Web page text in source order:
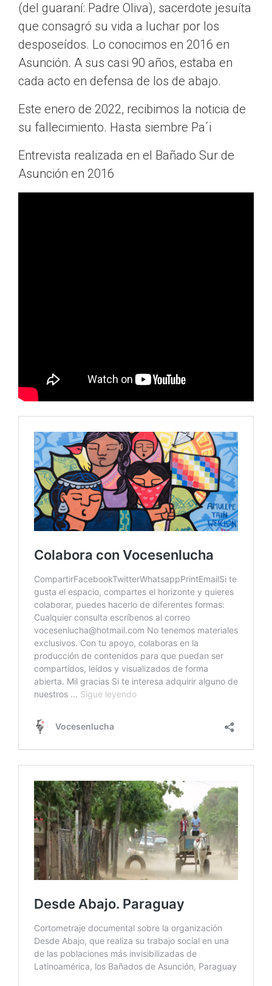
(del guaraní: Padre Oliva), sacerdote jesuíta
que consagró su vida a luchar por los
desposeídos. Lo conocimos en 2016 en
Asunción. A sus casi 90 años, estaba en
cada acto en defensa de los de abajo.
Este enero de 2022, recibimos la noticia de
su fallecimiento. Hasta siembre Pa´i
Entrevista realizada en el Bañado Sur de
Asunción en 2016